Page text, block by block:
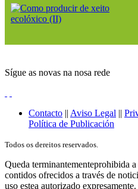
Sígue as novas na nosa rede
Contacto || Aviso Legal ||
Política de Publicación
Todos os dereitos reservados.
Queda terminantementeprohibida
contidos ofrecidos a través de
uso estea autorizado